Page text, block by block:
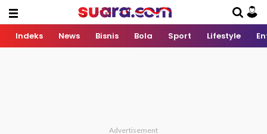
Indeks News Bisnis Bola Sport Lifestyle